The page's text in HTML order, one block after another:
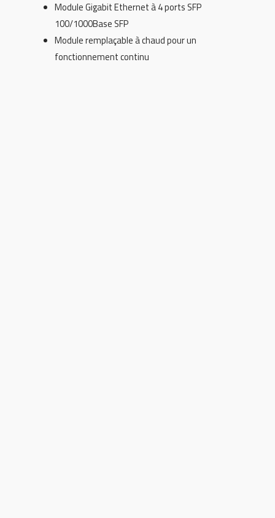
Module Gigabit Ethernet à 4 ports SFP
100/1000Base SFP
Module remplaçable à chaud pour un
fonctionnement continu